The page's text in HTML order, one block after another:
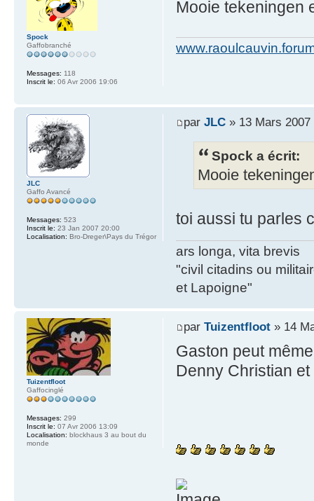
Mooie tekeningen
Spock
Gaffobranché
Messages: 118
Inscrit le: 06 Avr 2006 19:06
par JLC» 13 Mars 2007
Spock a écrit:
Mooie
toi aussi tu parles
ars longa, vita brevis
"civil citadins ou
et Lapoigne"
JLC
Gaffo Avancé
Messages: 523
Inscrit le: 23 Jan 2007 20:00
Localisation: Bro-Dreger\Pays du Trégor
par Tuizentfloot» 14
Gaston peut
Denny Christian
Tuizentfloot
Gaffocinglé
Messages: 299
Inscrit le: 07 Avr 2006 13:09
Localisation: blockhaus 3 au bout du
monde